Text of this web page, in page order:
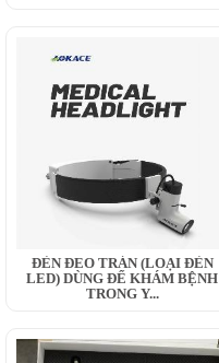
ĐÈN ĐEO TRÁN (LOẠI ĐÈN
LED) DÙNG ĐỂ KHÁM BỆNH
TRONG Y...